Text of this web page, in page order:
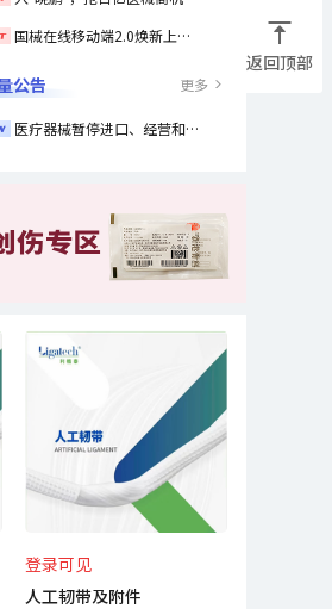
国械在线移动端2.0焕新上线！让交易更简单，让商机更清晰！
公告 更多
医疗器械暂停进口、经营和使用
登录可见
人工韧带及附件
返回顶部